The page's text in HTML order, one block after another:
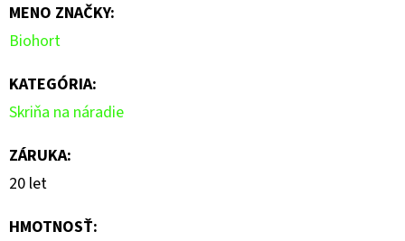
0,0
z
5
hviezdičiek.
MENO ZNAČKY:
Biohort
KATEGÓRIA:
Skriňa na náradie
ZÁRUKA:
20 let
HMOTNOSŤ: